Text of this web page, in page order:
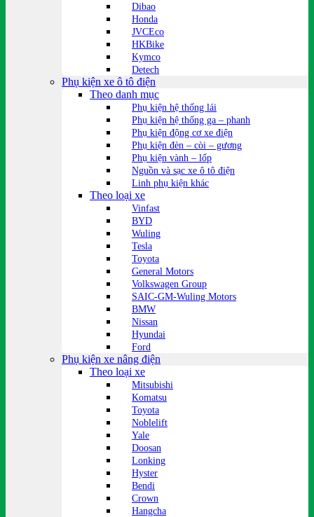
Dibao
Honda
JVCEco
HKBike
Kymco
Detech
Phụ kiện xe ô tô điện
Theo danh mục
Phụ kiện hệ thống lái
Phụ kiện hệ thống ga – phanh
Phụ kiện động cơ xe điện
Phụ kiện đèn – còi – gương
Phụ kiện vành – lốp
Nguồn và sạc xe ô tô điện
Linh phụ kiện khác
Theo loại xe
Vinfast
BYD
Wuling
Tesla
Toyota
General Motors
Volkswagen Group
SAIC-GM-Wuling Motors
BMW
Nissan
Hyundai
Ford
Phụ kiện xe nâng điện
Theo loại xe
Mitsubishi
Komatsu
Toyota
Noblelift
Yale
Doosan
Lonking
Hyster
Bendi
Crown
Hangcha